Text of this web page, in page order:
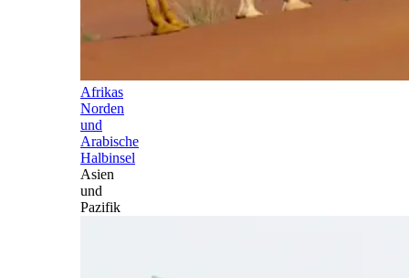
Afrikas
Norden
und
Arabische
Halbinsel
Asien
und
Pazifik